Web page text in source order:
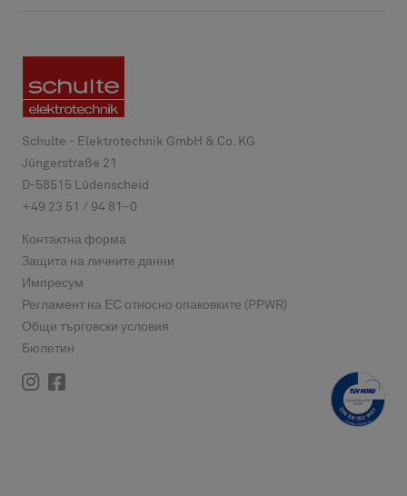
Schulte - Elektrotechnik GmbH & Co. KG
Jüngerstraße 21
D-58515 Lüdenscheid
+49 23 51 / 94 81–0
Контактна форма
Защита на личните данни
Импресум
Регламент на ЕС относно опаковките (PPWR)
Общи търговски условия
Бюлетин
InstagramFacebook